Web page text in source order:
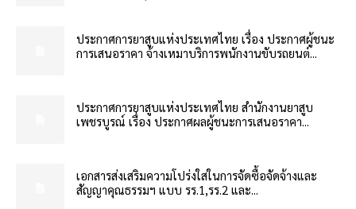
ประกาศการยาสูบแห่งประเทศไทย เรื่อง ประกาศผู้ชนะ
การเสนอราคา จ้างเหมาบริการพนักงานขับรถยนต์...
ประกาศการยาสูบแห่งประเทศไทย สำนักงานยาสูบ
เพชรบูรณ์ เรื่อง ประกาศผลผู้ชนะการเสนอราคา...
เอกสารส่งเสริมความโปร่งใสในการจัดซื้อจัดจ้างและ
สัญญาคุณธรรมฯ แบบ รร.1,รร.2 และ...